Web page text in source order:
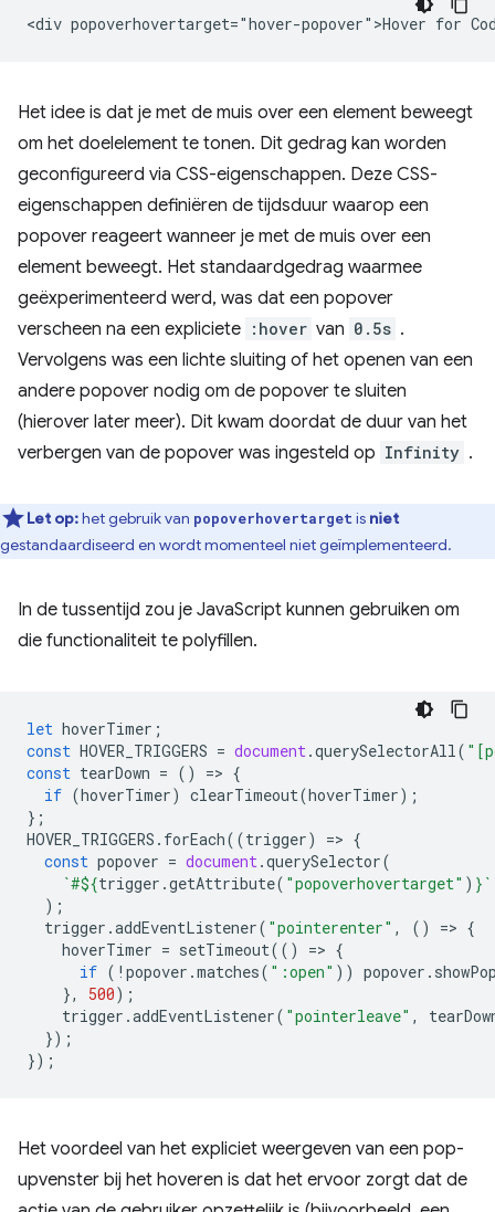
Het idee is dat je met de muis over een element beweegt
om het doelelement te tonen. Dit gedrag kan worden
geconfigureerd via CSS-eigenschappen. Deze CSS-
eigenschappen definiëren de tijdsduur waarop een
popover reageert wanneer je met de muis over een
element beweegt. Het standaardgedrag waarmee
geëxperimenteerd werd, was dat een popover
verscheen na een expliciete :hover van 0.5s .
Vervolgens was een lichte sluiting of het openen van een
andere popover nodig om de popover te sluiten
(hierover later meer). Dit kwam doordat de duur van het
verbergen van de popover was ingesteld op Infinity .
Let op:het gebruik van popoverhovertarget is niet
gestandaardiseerd en wordt momenteel niet geïmplementeerd.
In de tussentijd zou je JavaScript kunnen gebruiken om
die functionaliteit te polyfillen.
let hoverTimer ;
const HOVER_TRIGGERS = document .querySelectorAll (
const tearDown = () => {
if (hoverTimer) clearTimeout(hoverTimer);
};
HOVER_TRIGGERS . forEach((trigger) => {
const popover = document .querySelector(
`#${trigger .getAttribute( "popoverhovertarget" ) } `
);
trigger .addEventListener( "pointerenter" , () => {
hoverTimer = setTimeout(() => {
if ( ! popover .matches( ":open" )) popover .
},
500);
trigger .addEventListener( "pointerleave" ,
});
});
Het voordeel van het expliciet weergeven van een pop-
upvenster bij het hoveren is dat het ervoor zorgt dat de